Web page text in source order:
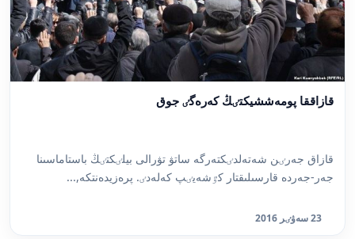
قازاققا پومەششيكتٸڭ كەرەگٸ جوق
قازاق جەرٸن شەتەلدٸكتەرگە ساتۋ تۋرالى بيلٸكتٸڭ باستاماسىنا
جەر-جەردە قارسىلىقتار كٷشەيٸپ كەلەدٸ. پرەزيدەنتكە,...
23 سەۋٸر 2016